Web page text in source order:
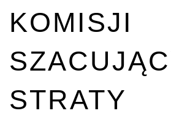
KOMISJI
STRATY